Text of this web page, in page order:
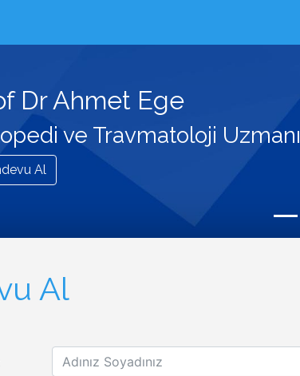
Dr Ahmet Ege
ve Travmatoloji Uzmanı
Al
Al